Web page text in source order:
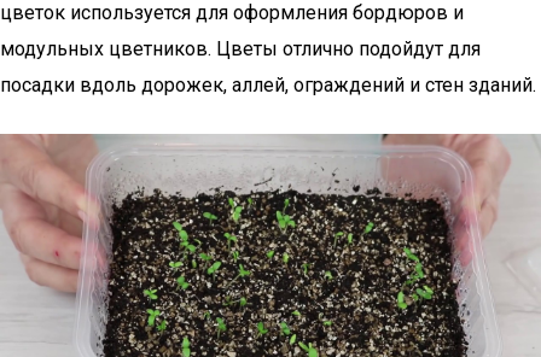
цветок используется для оформления бордюров и
модульных цветников. Цветы отлично подойдут для
посадки вдоль дорожек, аллей, ограждений и стен зданий.